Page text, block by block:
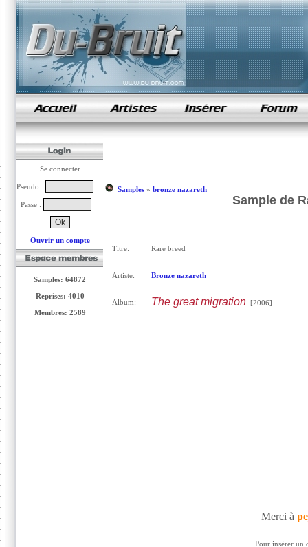
samples de rap
Se connecter
Pseudo :
Passe :
Ouvrir un compte
Samples: 64872
Reprises: 4010
Membres: 2589
Samples» bronze nazareth
Sample de
Titre: Rare breed
Artiste: Bronze nazareth
Album: The great migration[2006]
Merci à
Pour insérer un